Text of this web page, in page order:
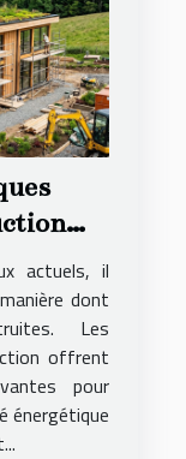
?
actuels, il
dont
Les
offrent
pour
énergétique